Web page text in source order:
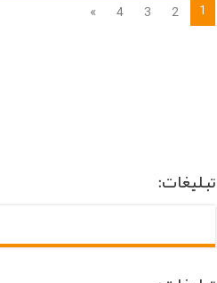
1
2
3
4
»
تبلیغات: